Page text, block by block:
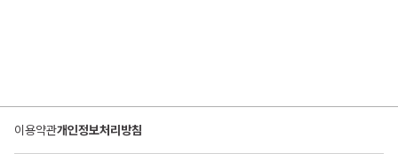
이용약관개인정보처리방침